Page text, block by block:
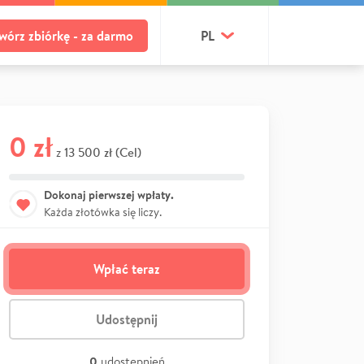
zbiórkę - za darmo PL
0 zł z 13 500 zł (Cel)
Dokonaj pierwszej wpłaty.
Każda złotówka się liczy.
Wpłać teraz
Udostępnij